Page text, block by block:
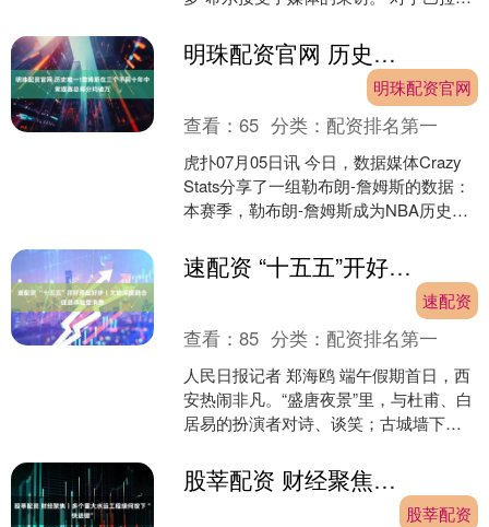
今天这场比....
明珠配资官网 历史唯一!詹姆斯在三个不同十年中常规赛总得分均破万
明珠配资官网
查看：65 分类：配资排名第一
虎扑07月05日讯 今日，数据媒体Crazy
Stats分享了一组勒布朗-詹姆斯的数据：
本赛季，勒布朗-詹姆斯成为NBA历史上
速配资 “十五五”开好局起好步丨文旅深度融合促进体验型消费
速配资
查看：85 分类：配资排名第一
人民日报记者 郑海鸥 端午假期首日，西
安热闹非凡。“盛唐夜景”里，与杜甫、白
居易的扮演者对诗、谈笑；古城墙下，
情领略古韵国风、....
股莘配资 财经聚焦丨多个重大水运工程缘何按下“快进键”
股莘配资